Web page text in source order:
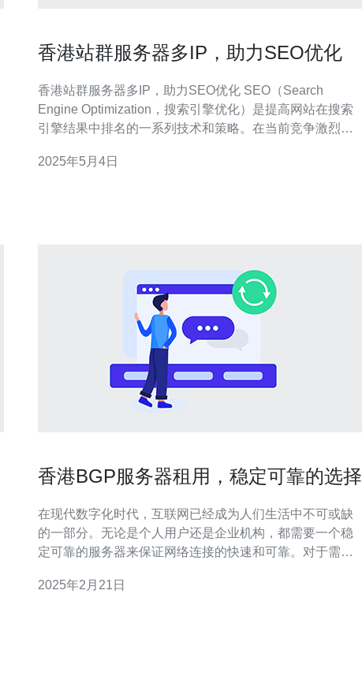
香港站群服务器多IP，助力SEO优化
香港站群服务器多IP，助力SEO优化 SEO（Search
Engine Optimization，搜索引擎优化）是提高网站在搜索
引擎结果中排名的一系列技术和策略。在当前竞争激烈的
网站主的关注点。而多IP的香港站群服务器则成为了助力
2025年5月4日
香港BGP服务器租用，稳定可靠的选择
在现代数字化时代，互联网已经成为人们生活中不可或缺
的一部分。无论是个人用户还是企业机构，都需要一个稳
定可靠的服务器来保证网络连接的快速和可靠。对于需要
一个理想的选择。 BGP服务器是基于边界网关协议
2025年2月21日